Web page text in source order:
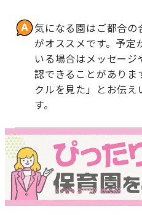
気になる園はご都合
がオススメです。予定
いる場合はメッセー
認できることがありま
クルを見た」とお伝
す。